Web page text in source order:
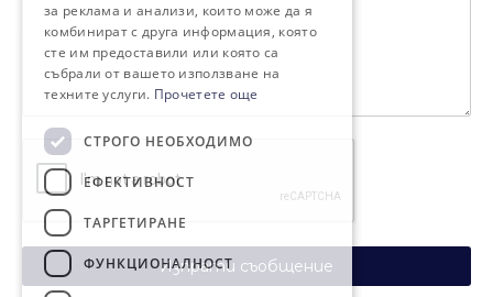
Изпрати съобщение
за реклама и анализи, които може да я
комбинират с друга информация, която
сте им предоставили или която са
събрали от вашето използване на
техните услуги. Прочетете още
СТРОГО НЕОБХОДИМО
ЕФЕКТИВНОСТ
ТАРГЕТИРАНЕ
ФУНКЦИОНАЛНОСТ